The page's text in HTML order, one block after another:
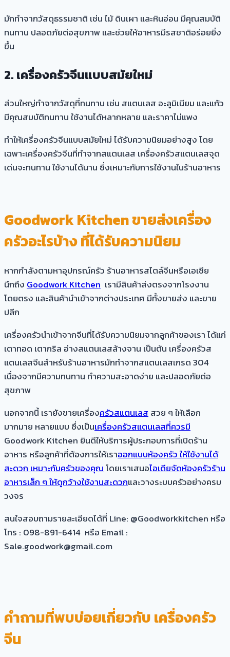
มักทำจากวัสดุธรรมชาติ เช่น ไม้ ดินเผา และหินอ่อน มีคุณสมบัติ
ทนทาน ปลอดภัยต่อสุขภาพ และช่วยให้อาหารมีรสชาติอร่อยยิ่ง
ขึ้น
2. เครื่องครัวจีนแบบสมัยใหม่
ส่วนใหญ่ทำจากวัสดุที่ทนทาน เช่น สแตนเลส อะลูมิเนียม และแก้ว
มีคุณสมบัติทนทาน ใช้งานได้หลากหลาย และราคาไม่แพง
ทำให้เครื่องครัวจีนแบบสมัยใหม่ ได้รับความนิยมอย่างสูง โดย
เฉพาะเครื่องครัวจีนที่ทำจากสแตนเลส เครื่องครัวสแตนเลสจุด
เด่นจะทนทาน ใช้งานได้นาน ซึ่งเหมาะกับการใช้งานในร้านอาหาร
Goodwork Kitchen ขายส่งเครื่อง
ครัวอะไรบ้าง ที่ได้รับความนิยม
หากกำลังตามหาอุปกรณ์ครัว ร้านอาหารสไตล์จีนหรือเอเชีย
นึกถึง Goodwork Kitchen เรามีสินค้าส่งตรงจากโรงงาน
โดยตรง และสินค้านำเข้าจากต่างประเทศ มีทั้งขายส่ง และขาย
ปลีก
เครื่องครัวนำเข้าจากจีนที่ได้รับความนิยมจากลูกค้าของเรา ได้แก่
เตาทอด เตากริล อ่างสแตนเลสล้างจาน เป็นต้น เครื่องครัวส
แตนเลสจีนสำหรับร้านอาหารมักทำจากสแตนเลสเกรด 304
เนื่องจากมีความทนทาน ทำความสะอาดง่าย และปลอดภัยต่อ
สุขภาพ
นอกจากนี้ เรายังขายเครื่องครัวสแตนเลส สวย ๆ ให้เลือก
มากมาย หลายแบบ ซึ่งเป็นเครื่องครัวสแตนเลสที่ควรมี
Goodwork Kitchen ยินดีให้บริการผู้ประกอบการที่เปิดร้าน
อาหาร หรือลูกค้าที่ต้องการให้เราออกแบบห้องครัว ให้ใช้งานได้
สะดวก เหมาะกับครัวของคุณโดยเราเสนอไอเดียจัดห้องครัวร้าน
อาหารเล็ก ๆ ให้ดูกว้างใช้งานสะดวกและวางระบบครัวอย่างครบ
วงจร
สนใจสอบถามรายละเอียดได้ที่ Line: @Goodworkkitchen หรือ
โทร : 098-891-6414 หรือ Email :
Sale.goodwork@gmail.com
คำถามที่พบบ่อยเกี่ยวกับ เครื่องครัว
จีน